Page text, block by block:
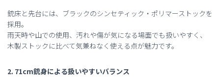
銃床と先台には、ブラックのシンセティック・ポリマーストックを
採用。
雨天時や山での使用、汚れや傷が気になる場面でも扱いやすく、
木製ストックに比べて気兼ねなく使える点が魅力です。
2. 71cm銃身による扱いやすいバランス